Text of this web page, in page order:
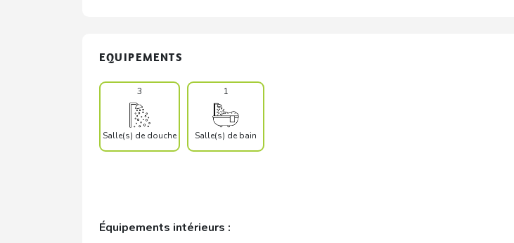
EQUIPEMENTS
3
Salle(s) de douche
1
Salle(s) de bain
Équipements intérieurs :